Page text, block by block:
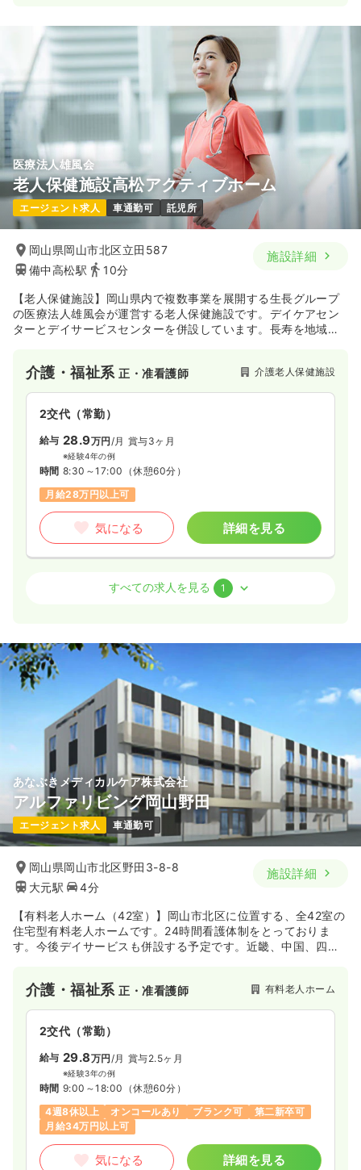
医療法人雄風会
老人保健施設高松アクティブホーム
エージェント求人 車通勤可 託児所
岡山県岡山市北区立田587
備中高松駅
10分
施設詳細
【老人保健施設】岡山県内で複数事業を展開する生長グループ
の医療法人雄風会が運営する老人保健施設です。デイケアセン
ターとデイサービスセンターを併設しています。長寿を地域と
しています。
介護・福祉系正・准看護師 介護老人保健施設
2交代（常勤）
給与 28.9万円 /月 賞与3ヶ月
※経験4年の例
時間 8:30～17:00 （休憩60分）
月給28万円以上可
気になる 詳細を見る
介護・福祉系正・准看護師 デイケア・デイサービス
給与 時給1,400円
時間
時給1,400円以上可
気になる 詳細を見る
すべての求人を見る 1
あなぶきメディカルケア株式会社
アルファリビング岡山野田
エージェント求人 車通勤可
岡山県岡山市北区野田3-8-8
大元駅
4分
施設詳細
【有料老人ホーム（42室）】岡山市北区に位置する、全42室の
住宅型有料老人ホームです。24時間看護体制をとっておりま
す。今後デイサービスも併設する予定です。近畿、中国、四
介護・福祉系正・准看護師 有料老人ホーム
2交代（常勤）
給与 29.8万円 /月 賞与2.5ヶ月
※経験3年の例
時間 9:00～18:00 （休憩60分）
4週8休以上
オンコールあり ブランク可
第二新卒可
月給34万円以上可
気になる 詳細を見る